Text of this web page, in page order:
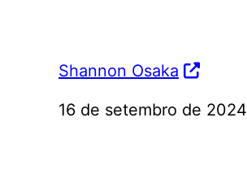
Shannon Osaka
16 de setembro de 2024